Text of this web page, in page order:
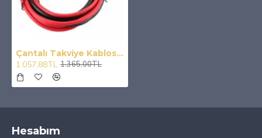
Çantalı Takviye Kablosu 1000 Amper 35MM 2.3 Metre
1.057,88TL 1.365,00TL
Hesabım